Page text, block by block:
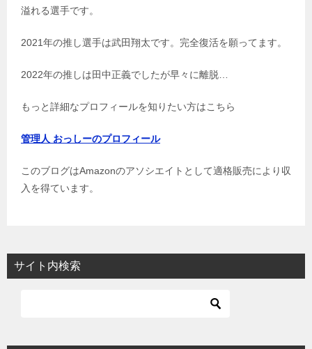
溢れる選手です。
2021年の推し選手は武田翔太です。完全復活を願ってます。
2022年の推しは田中正義でしたが早々に離脱…
もっと詳細なプロフィールを知りたい方はこちら
管理人 おっしーのプロフィール
このブログはAmazonのアソシエイトとして適格販売により収
入を得ています。
サイト内検索